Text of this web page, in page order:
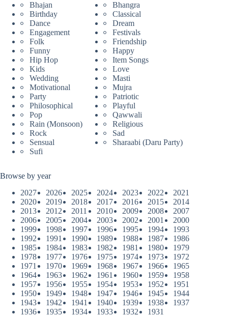
Bhajan
Bhangra
Birthday
Classical
Dance
Dream
Engagement
Festivals
Folk
Friendship
Funny
Happy
Hip Hop
Item Songs
Kids
Love
Wedding
Masti
Motivational
Mujra
Party
Patriotic
Philosophical
Playful
Pop
Qawwali
Rain (Monsoon)
Religious
Rock
Sad
Sensual
Sharaabi (Daru Party)
Sufi
Browse by year
2027
2026 2025 2024 2023 2022
2021
2020
2019 2018 2017 2016 2015
2014
2013
2012 2011 2010 2009 2008
2007
2006
2005 2004 2003 2002 2001
2000
1999
1998 1997 1996 1995 1994
1993
1992
1991 1990 1989 1988 1987
1986
1985
1984 1983 1982 1981 1980
1979
1978
1977 1976 1975 1974 1973
1972
1971
1970 1969 1968 1967 1966
1965
1964
1963 1962 1961 1960 1959
1958
1957
1956 1955 1954 1953 1952
1951
1950
1949 1948 1947 1946 1945
1944
1943
1942 1941 1940 1939 1938
1937
1936
1935 1934 1933 1932 1931